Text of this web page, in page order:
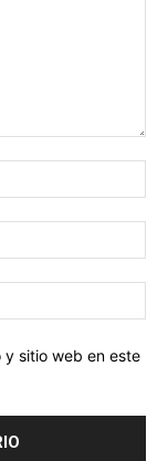
y sitio web en este